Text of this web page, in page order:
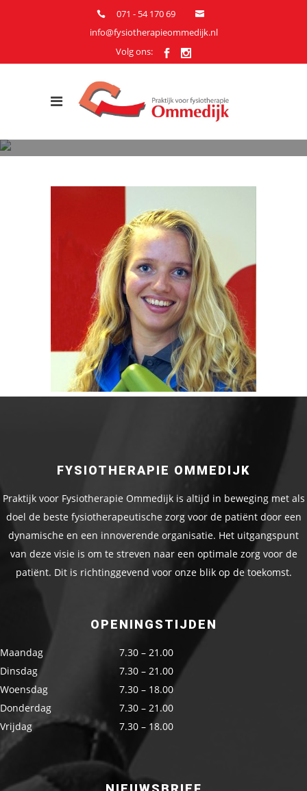
071 - 54 170 69
info@fysiotherapieommedijk.nl
Volg ons:
FYSIOTHERAPIE OMMEDIJK
Praktijk voor Fysiotherapie Ommedijk is altijd in beweging met als
doel de beste fysiotherapeutische zorg voor de patiënt door een
dynamische en een innoverende organisatie. Het uitgangspunt
van deze visie is om te streven naar een optimale zorg voor de
patiënt. Dit is richtinggevend voor onze blik op de toekomst.
OPENINGSTIJDEN
Maandag
7.30 – 21.00
Dinsdag
7.30 – 21.00
Woensdag
7.30 – 18.00
Donderdag
7.30 – 21.00
Vrijdag
7.30 – 18.00